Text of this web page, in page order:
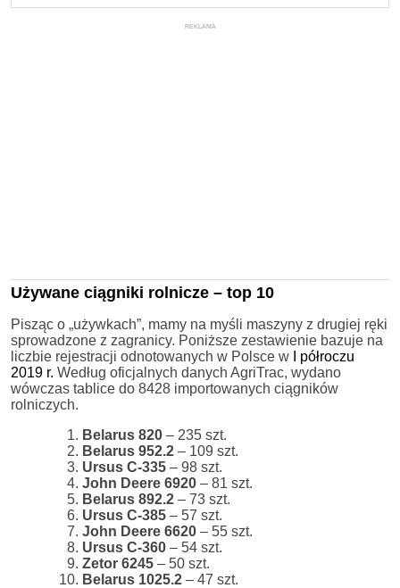
REKLAMA
Używane ciągniki rolnicze – top 10
Pisząc o „używkach”, mamy na myśli maszyny z drugiej ręki
sprowadzone z zagranicy. Poniższe zestawienie bazuje na
liczbie rejestracji odnotowanych w Polsce w
I półroczu
2019 r. Według oficjalnych danych AgriTrac, wydano
wówczas tablice do 8428 importowanych ciągników
rolniczych.
Belarus 820 – 235 szt.
Belarus 952.2 – 109 szt.
Ursus C-335 – 98 szt.
John Deere 6920 – 81 szt.
Belarus 892.2 – 73 szt.
Ursus C-385 – 57 szt.
John Deere 6620 – 55 szt.
Ursus C-360 – 54 szt.
Zetor 6245 – 50 szt.
Belarus 1025.2 – 47 szt.